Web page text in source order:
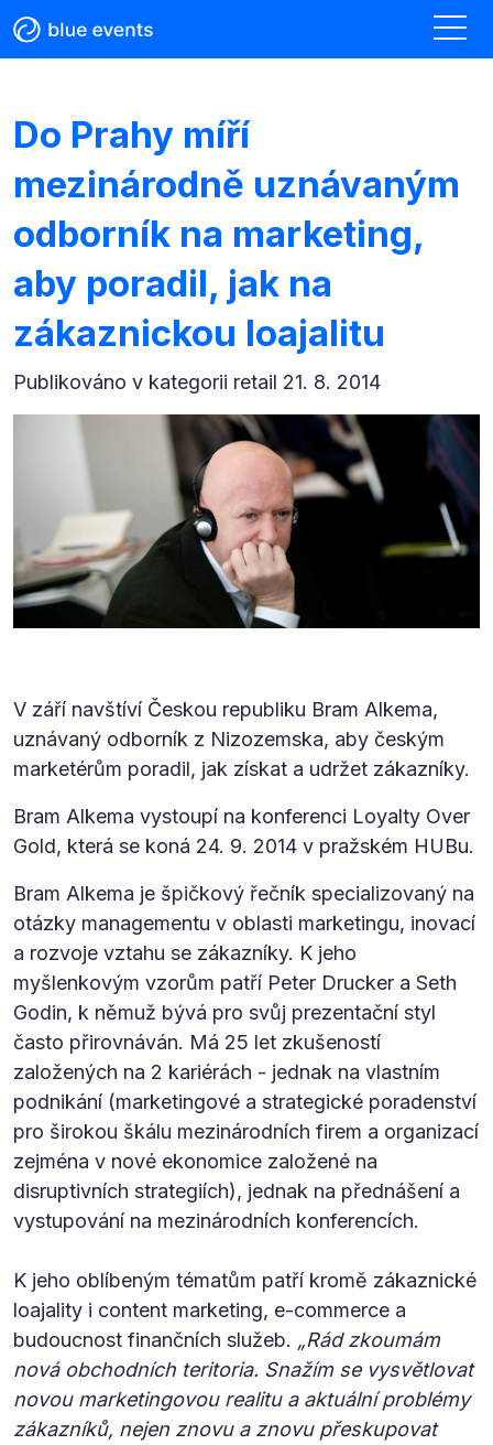
Do Prahy míří
mezinárodně uznávaným
odborník na marketing,
aby poradil, jak na
zákaznickou loajalitu
Publikováno v kategorii retail 21. 8. 2014
V září navštíví Českou republiku Bram Alkema,
uznávaný odborník z Nizozemska, aby českým
marketérům poradil, jak získat a udržet zákazníky.
Bram Alkema vystoupí na konferenci Loyalty Over
Gold, která se koná 24. 9. 2014 v pražském HUBu.
Bram Alkema je špičkový řečník specializovaný na
otázky managementu v oblasti marketingu, inovací
a rozvoje vztahu se zákazníky. K jeho
myšlenkovým vzorům patří Peter Drucker a Seth
Godin, k němuž bývá pro svůj prezentační styl
často přirovnáván. Má 25 let zkušeností
založených na 2 kariérách - jednak na vlastním
podnikání (marketingové a strategické poradenství
pro širokou škálu mezinárodních firem a organizací
zejména v nové ekonomice založené na
disruptivních strategiích), jednak na přednášení a
vystupování na mezinárodních konferencích.
K jeho oblíbeným tématům patří kromě zákaznické
loajality i content marketing, e-commerce a
budoucnost finančních služeb. „Rád zkoumám
nová obchodních teritoria. Snažím se vysvětlovat
novou marketingovou realitu a aktuální problémy
zákazníků, nejen znovu a znovu přeskupovat